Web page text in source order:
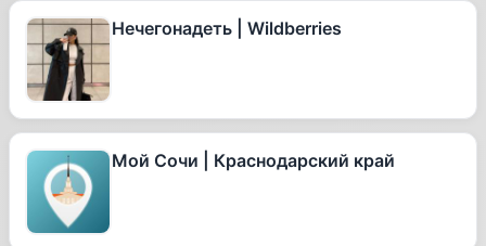
Нечегонадеть | Wildberries
Мой Сочи | Краснодарский край